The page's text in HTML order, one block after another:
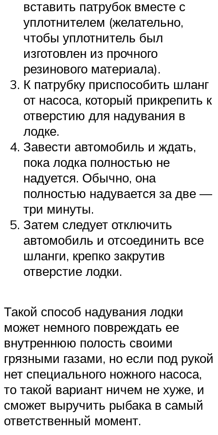
вставить патрубок вместе с
уплотнителем (желательно,
чтобы уплотнитель был
изготовлен из прочного
резинового материала).
К патрубку приспособить шланг
от насоса, который прикрепить к
отверстию для надувания в
лодке.
Завести автомобиль и ждать,
пока лодка полностью не
надуется. Обычно, она
полностью надувается за две —
три минуты.
Затем следует отключить
автомобиль и отсоединить все
шланги, крепко закрутив
отверстие лодки.
Такой способ надувания лодки
может немного повреждать ее
внутреннюю полость своими
грязными газами, но если под рукой
нет специального ножного насоса,
то такой вариант ничем не хуже, и
сможет выручить рыбака в самый
ответственный момент.